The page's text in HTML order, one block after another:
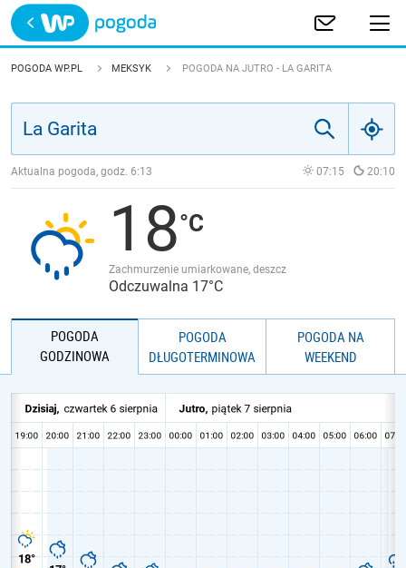
Trwa ładowanie
POLSKA
JAKOŚĆ POWIETRZA
POGODA WP.PL MEKSYK POGODA NA JUTRO - LA GARITA
Aktualna pogoda, godz. 6:13 07:15 20:10
18
Zachmurzenie umiarkowane, deszcz
Odczuwalna 17°C
POGODA
GODZINOWA
POGODA
DŁUGOTERMINOWA
POGODA NA
WEEKEND